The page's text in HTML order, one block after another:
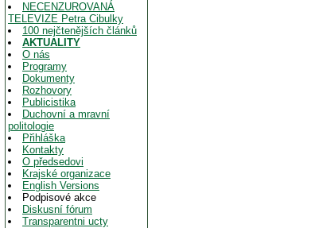
NECENZUROVANÁ
TELEVIZE Petra Cibulky
100 nejčtenějších článků
AKTUALITY
O nás
Programy
Dokumenty
Rozhovory
Publicistika
Duchovní a mravní
politologie
Přihláška
Kontakty
O předsedovi
Krajské organizace
English Versions
Podpisové akce
Diskusní fórum
Transparentni ucty